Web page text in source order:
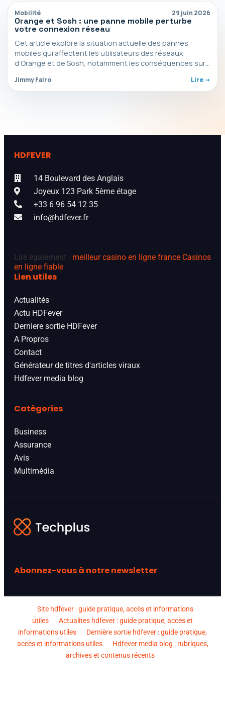
Mobilité 29 juin 2026
Orange et Sosh : une panne mobile perturbe
votre connexion réseau
Cet article explore la situation actuelle des pannes
mobiles qui affectent les utilisateurs des réseaux
d’Orange et de Sosh, notamment les conséquences sur
Jimmy Falro Lire ->
HDFEVER
14 Boulevard des Anglais
Joyeux 123 Park 5ème étage
+33 6 96 54 12 35
info@hdfever.fr
Lire également : meilleur casino en ligne france Casinos
en ligne fiable
Lien utiles
Actualités
Actu HDFever
Derniere sortie HDFever
A Propros
Contact
Générateur de titres d'articles viraux
Hdfever media blog
Catégories
Business
Assurance
Avis
Multimédia
Abonnez-vous à notre newsletter
Site hdfever : guide pratique, accès et informations
utiles
Actualites hdfever : guide pratique, accès et
informations utiles
Dernière sortie hdfever : guide pratique,
accès et informations utiles
Hdfever media blog : rubriques,
archives et contenus récents